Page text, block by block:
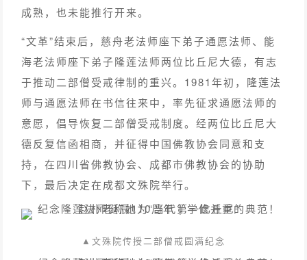
成熟，也未能推行开来。
“文革”结束后，慈舟老法师座下弟子通愿法师、能
海老法师座下弟子隆莲法师两位比丘尼大德，有志
于推动二部僧受戒律制的重兴。1981年初，隆莲法
师与通愿法师在书信往来中，率先征求通愿法师的
意愿，倡导恢复二部僧受戒制度。经两位比丘尼大
德反复信函相商，并征得中国佛教协会同意和支
持，在四川省佛教协会、成都市佛教协会的协助
下，最后决定在成都文殊院举行。
▲文殊院传授二部僧戒圆满纪念